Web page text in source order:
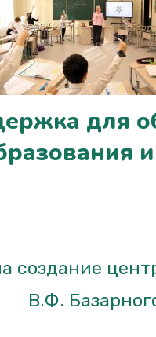
для
создание
В.Ф.
83 года со
Владимира